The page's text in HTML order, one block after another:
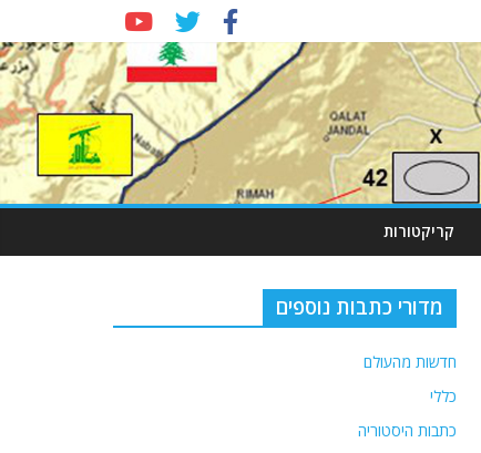
קריקטורות
מדורי כתבות נוספים
חדשות מהעולם
כללי
כתבות היסטוריה